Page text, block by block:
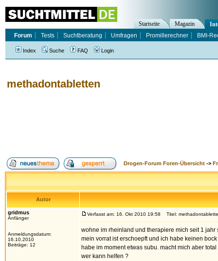
methadontabletten
Drogen-Forum Foren-Übersicht ->
Autor
gridmus
Anfänger
Anmeldungsdatum:
16.10.2010
Beiträge: 12
Verfasst am: 16. Okt 2010 19:58 Titel:
wohne im rheinland und therapiere mich seit 1
mein vorrat ist erschoepft und ich habe keinen
habe im moment etwas subu. macht mich aber total
wer kann helfen ?
Startseite Magazin
Forum
Tests Suchtberatung Umfragen Promillerechner BMI-
Index Suche FAQ Login